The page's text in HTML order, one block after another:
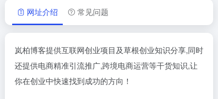
网址介绍 常见问题
岚柏博客提供互联网创业项目及草根创业知识分享,同时
还提供电商精准引流推广,跨境电商运营等干货知识,让
你在创业中快速找到成功的方向！